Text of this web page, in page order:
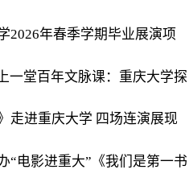
2026年春季学期毕业展演项
一堂百年文脉课：重庆大学探
走进重庆大学 四场连演展现
“电影进重大”《我们是第一书